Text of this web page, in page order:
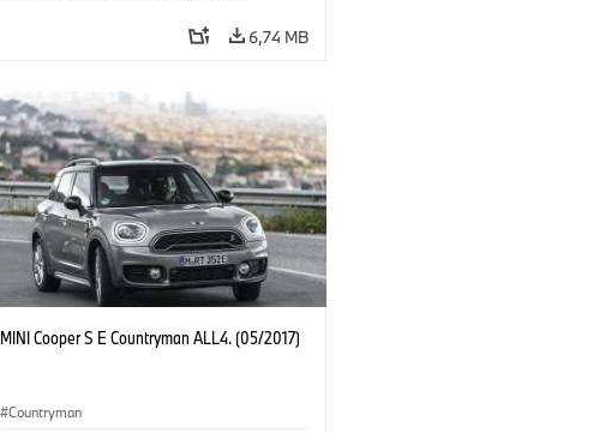
6,74 MB
MINI Cooper S E Countryman ALL4. (05/2017)
Countryman